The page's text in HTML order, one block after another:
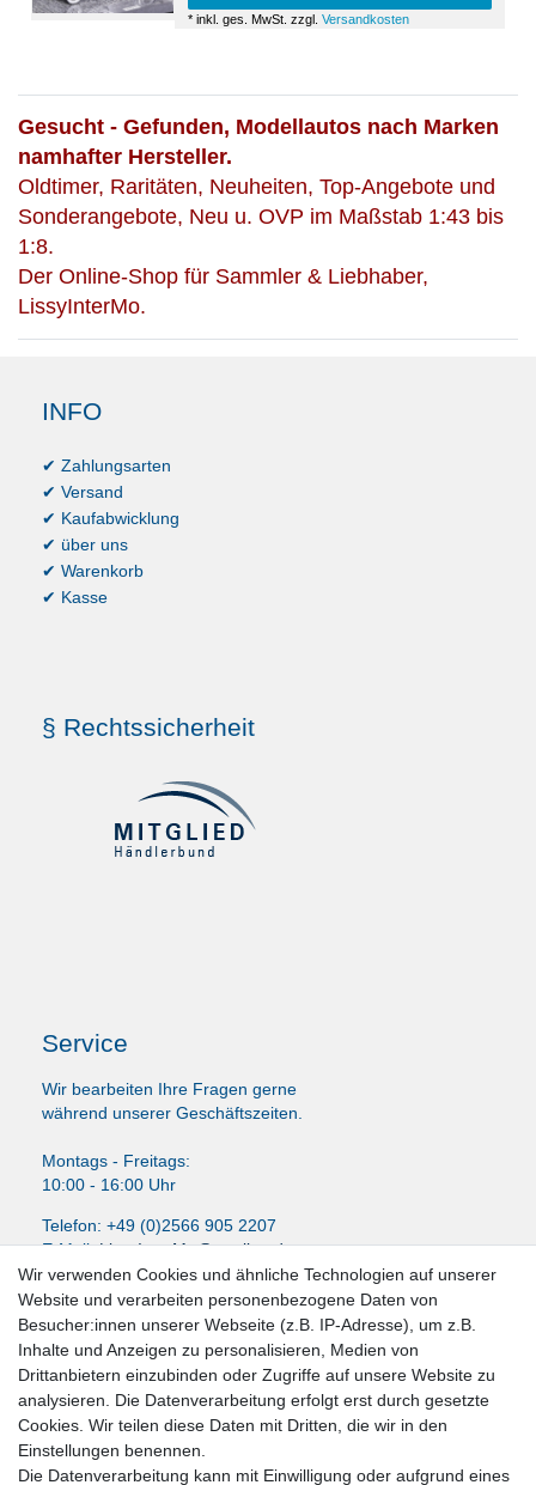
*inkl. ges. MwSt. zzgl.Versandkosten
Gesucht - Gefunden, Modellautos nach Marken
namhafter Hersteller.
Oldtimer, Raritäten, Neuheiten, Top-Angebote und
Sonderangebote, Neu u. OVP im Maßstab 1:43 bis
1:8.
Der Online-Shop für Sammler & Liebhaber,
LissyInterMo.
INFO
✔ Zahlungsarten
✔ Versand
✔ Kaufabwicklung
✔ über uns
✔ Warenkorb
✔ Kasse
§ Rechtssicherheit
Service
Wir bearbeiten Ihre Fragen gerne
während unserer Geschäftszeiten.
Montags - Freitags:
10:00 - 16:00 Uhr
Telefon: +49 (0)2566 905 2207
E-Mail:LissyInterMo@t-online.de
News-Letter abonieren
VORNAME NACHNAME
E-MAIL **
Newsletter
Wir verwenden Cookies und ähnliche Technologien auf unserer
Website und verarbeiten personenbezogene Daten von
Besucher:innen unserer Webseite (z.B. IP-Adresse), um z.B.
Inhalte und Anzeigen zu personalisieren, Medien von
Drittanbietern einzubinden oder Zugriffe auf unsere Website zu
analysieren. Die Datenverarbeitung erfolgt erst durch gesetzte
Cookies. Wir teilen diese Daten mit Dritten, die wir in den
Einstellungen benennen.
Die Datenverarbeitung kann mit Einwilligung oder aufgrund eines